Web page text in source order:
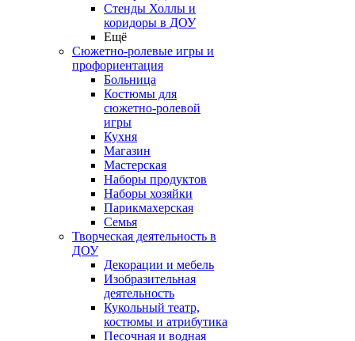
Стенды Холлы и
коридоры в ДОУ
Ещё
Сюжетно-ролевые игры и
профориентация
Больница
Костюмы для
сюжетно-ролевой
игры
Кухня
Магазин
Мастерская
Наборы продуктов
Наборы хозяйки
Парикмахерская
Семья
Творческая деятельность в
ДОУ
Декорации и мебель
Изобразительная
деятельность
Кукольный театр,
костюмы и атрибутика
Песочная и водная